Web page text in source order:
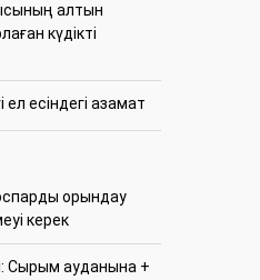
алтын
күдікті
ел есіндегі азамат
орындау
керек
Сырым ауданына +